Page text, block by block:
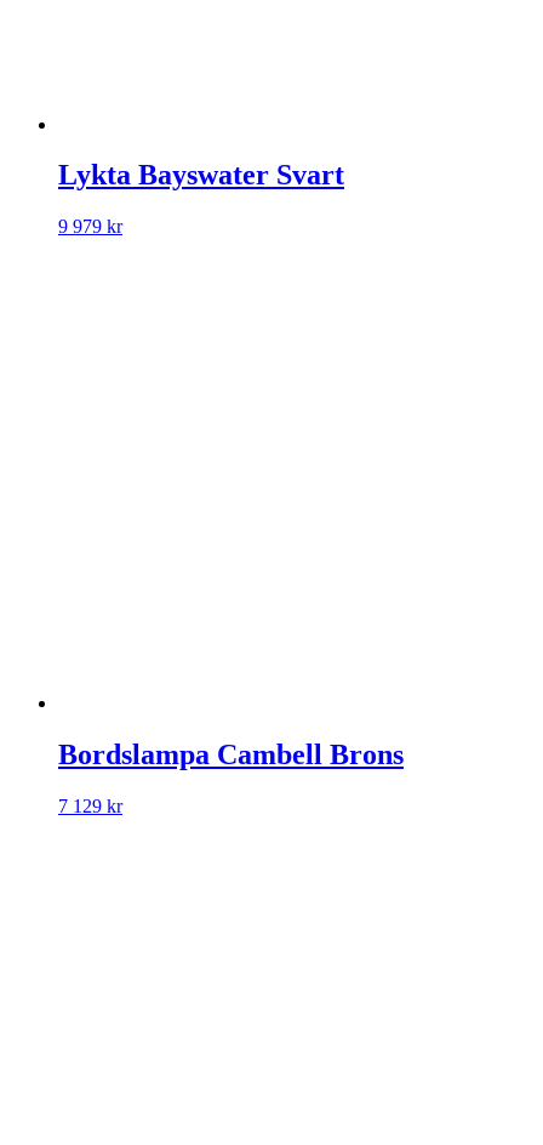
Lykta Bayswater Svart
9 979 kr
Bordslampa Cambell Brons
7 129 kr